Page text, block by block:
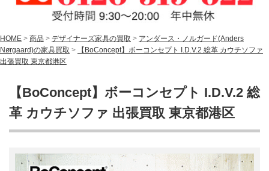
HOME > 商品 > デザイナーズ家具の買取 > アンダース・ノルガード(Anders
Nørgaard)の家具買取 >
【BoConcept】ボーコンセプト I.D.V.2 総革 カウチソファ
出張買取 東京都港区
【BoConcept】ボーコンセプト I.D.V.2 総
革 カウチソファ 出張買取 東京都港区